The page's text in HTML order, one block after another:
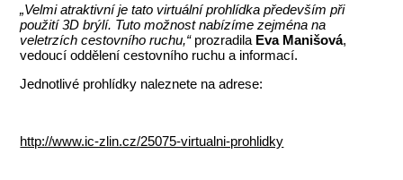
„Velmi atraktivní je tato virtuální prohlídka především při
použití 3D brýlí. Tuto možnost nabízíme zejména na
veletrzích cestovního ruchu,“prozradila Eva Manišová,
vedoucí oddělení cestovního ruchu a informací.
Jednotlivé prohlídky naleznete na adrese:
http://www.ic-zlin.cz/25075-virtualni-prohlidky